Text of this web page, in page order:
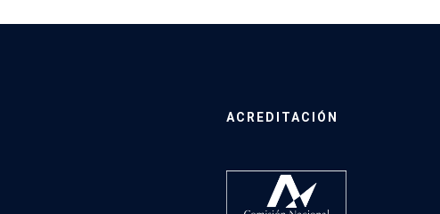
ACREDITACIÓN